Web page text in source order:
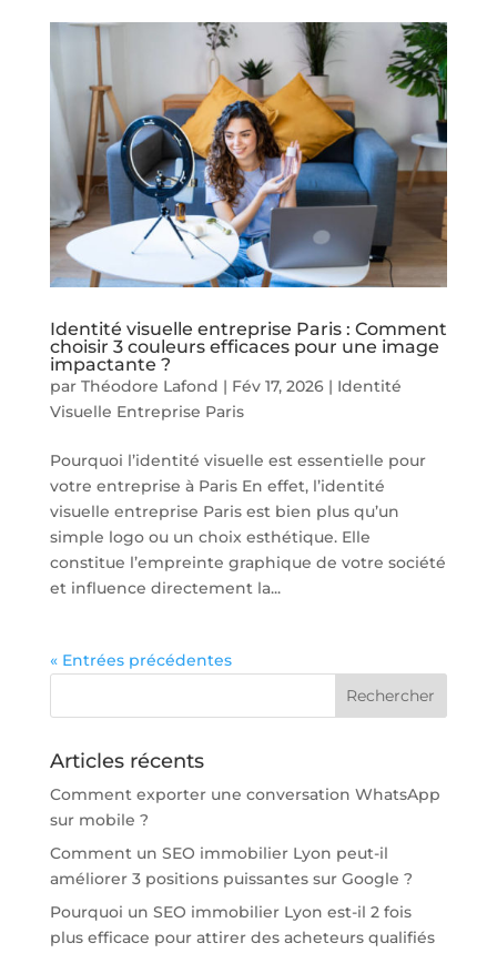
Identité visuelle entreprise Paris : Comment
choisir 3 couleurs efficaces pour une image
impactante ?
par Théodore Lafond | Fév 17, 2026| Identité
Visuelle Entreprise Paris
Pourquoi l’identité visuelle est essentielle pour
votre entreprise à Paris En effet, l’identité
visuelle entreprise Paris est bien plus qu’un
simple logo ou un choix esthétique. Elle
constitue l’empreinte graphique de votre société
et influence directement la...
« Entrées précédentes
Articles récents
Comment exporter une conversation WhatsApp
sur mobile ?
Comment un SEO immobilier Lyon peut-il
améliorer 3 positions puissantes sur Google ?
Pourquoi un SEO immobilier Lyon est-il 2 fois
plus efficace pour attirer des acheteurs qualifiés